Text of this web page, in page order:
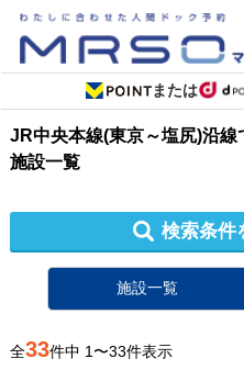
または
JR中央本線(東京～塩尻)沿線
施設一覧
検索条件
施設一覧
全33件中 1〜33件表示